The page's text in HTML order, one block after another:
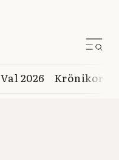
Val 2026 Krönikor